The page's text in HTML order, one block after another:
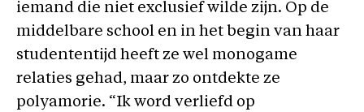
iemand die niet exclusief wilde zijn. Op de
middelbare school en in het begin van haar
studententijd heeft ze wel monogame
relaties gehad, maar zo ontdekte ze
polyamorie. “Ik word verliefd op